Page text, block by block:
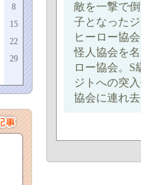
8
15
22
29
敵を一撃で
子となった
ヒーロー協
怪人協会を
ロー協会。
ジトへの突
協会に連れ